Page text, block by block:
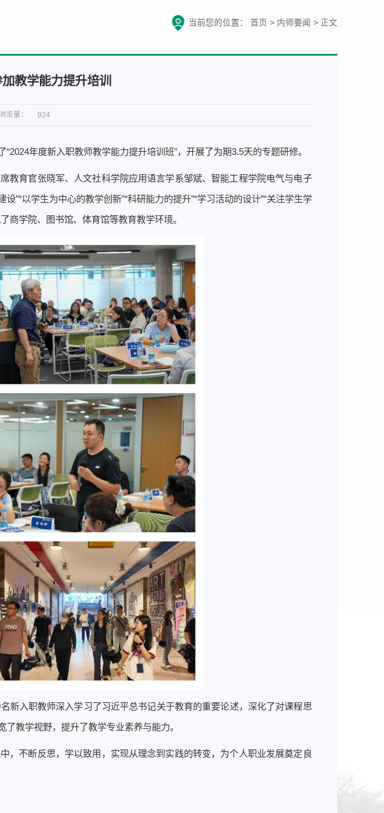
当前您的位置： 首页 > 内师要闻 > 正文
教学能力提升培训
浏览量： 924
年度新入职教师教学能力提升培训班”，开展了为期3.5天的专题研修。
教育官张晓军、人文社科学院应用语言学系邹斌、智能工程学院电气与电子
”“以学生为中心的教学创新”“科研能力的提升”“学习活动的设计”“关注学生学
商学院、图书馆、体育馆等教育教学环境。
新入职教师深入学习了习近平总书记关于教育的重要论述，深化了对课程思
教学视野，提升了教学专业素养与能力。
，不断反思，学以致用，实现从理念到实践的转变，为个人职业发展奠定良